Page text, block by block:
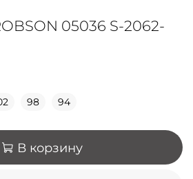
05036 S-2062-
98 94
В корзину